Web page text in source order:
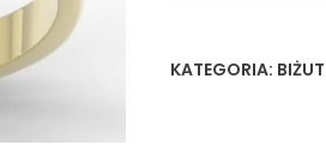
KATEGORIA: